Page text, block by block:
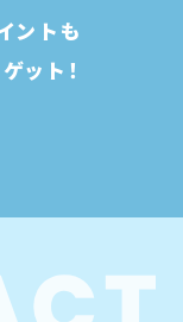
ントも
ット！